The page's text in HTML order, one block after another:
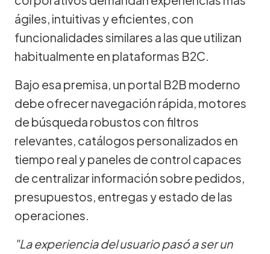
ágiles, intuitivas y eficientes, con
funcionalidades similares a las que utilizan
habitualmente en plataformas B2C.
Bajo esa premisa, un portal B2B moderno
debe ofrecer navegación rápida, motores
de búsqueda robustos con filtros
relevantes, catálogos personalizados en
tiempo real y paneles de control capaces
de centralizar información sobre pedidos,
presupuestos, entregas y estado de las
operaciones.
"La experiencia del usuario pasó a ser un